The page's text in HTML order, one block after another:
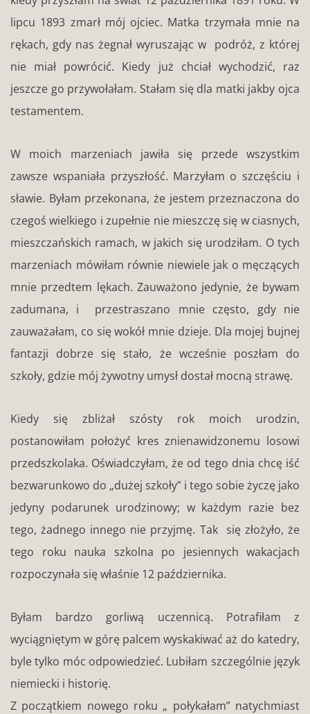
lipcu 1893 zmarł mój ojciec. Matka trzymała mnie na
rękach, gdy nas żegnał wyruszając w podróż, z której
nie miał powrócić. Kiedy już chciał wychodzić, raz
jeszcze go przywołałam. Stałam się dla matki jakby ojca
testamentem.
W moich marzeniach jawiła się przede wszystkim
zawsze wspaniała przyszłość. Marzyłam o szczęściu i
sławie. Byłam przekonana, że jestem przeznaczona do
czegoś wielkiego i zupełnie nie mieszczę się w ciasnych,
mieszczańskich ramach, w jakich się urodziłam. O tych
marzeniach mówiłam równie niewiele jak o męczących
mnie przedtem lękach. Zauważono jedynie, że bywam
zadumana, i przestraszano mnie często, gdy nie
zauważałam, co się wokół mnie dzieje. Dla mojej bujnej
fantazji dobrze się stało, że wcześnie poszłam do
szkoły, gdzie mój żywotny umysł dostał mocną strawę.
Kiedy się zbliżał szósty rok moich urodzin,
postanowiłam położyć kres znienawidzonemu losowi
przedszkolaka. Oświadczyłam, że od tego dnia chcę iść
bezwarunkowo do „dużej szkoły” i tego sobie życzę jako
jedyny podarunek urodzinowy; w każdym razie bez
tego, żadnego innego nie przyjmę. Tak się złożyło, że
tego roku nauka szkolna po jesiennych wakacjach
rozpoczynała się właśnie 12 października.
Byłam bardzo gorliwą uczennicą. Potrafiłam z
wyciągniętym w górę palcem wyskakiwać aż do katedry,
byle tylko móc odpowiedzieć. Lubiłam szczególnie język
niemiecki i historię.
Z początkiem nowego roku „ połykałam” natychmiast